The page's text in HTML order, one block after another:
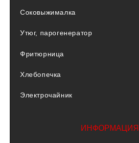
Соковыжималка
Утюг, парогенератор
Фритюрница
Хлебопечка
Электрочайник
ИНФОРМАЦИЯ